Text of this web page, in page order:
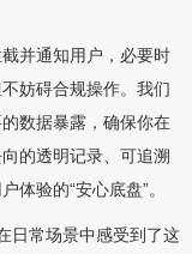
并通知用户，必要时
妨碍合规操作。我们
数据暴露，确保你在
的透明记录、可追溯
体验的“安心底盘”。
日常场景中感受到了这